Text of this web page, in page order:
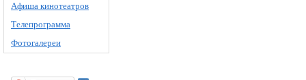
Афиша кинотеатров
Телепрограмма
Фотогалереи